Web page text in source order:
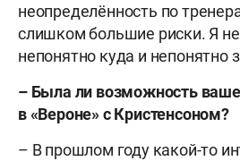
неопределённость по
слишком большие риски. Я не
непонятно куда и непонятно
– Была ли возможность
в «Вероне» с Кристенсоном?
– В прошлом году какой-то